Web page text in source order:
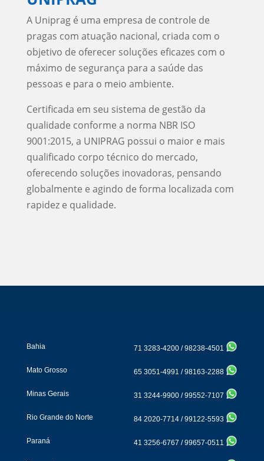
A Uniprag é uma empresa de controle de
pragas com atuação nacional, criada com o
objetivo de oferecer soluções eficazes com o
máximo de segurança para a saúde das
pessoas e para o meio ambiente.
Certificada em seu sistema de gestão da
qualidade conforme a norma NBR ISO
9001:2015, a UNIPRAG possui o maior e mais
qualificado corpo técnico do mercado,
oferecendo soluções inovadoras, pensando
globalmente e agindo de forma localizada com
rapidez e qualidade.
Bahia 71 3283-4200 /98238-4501
Mato Grosso 65 3051-4991 /98163-2288
Minas Gerais 31 3244-9900 /99552-7107
Rio Grande do Norte 84 2020-7714 /99122-5593
Paraná 41 3256-6767 /99657-0511